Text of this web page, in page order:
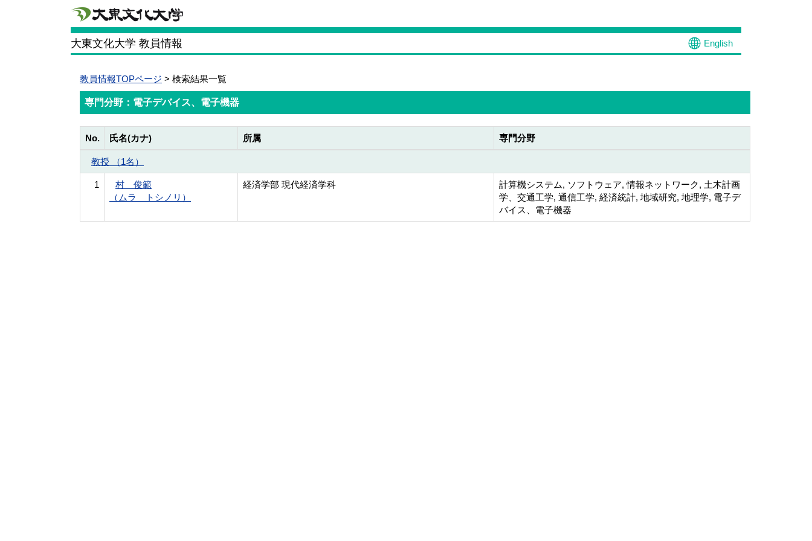
大東文化大学 教員情報 English
教員情報TOPページ > 検索結果一覧
専門分野：電子デバイス、電子機器
No. 氏名(カナ) 所属 専門分野
教授 （1名）
1
村 俊範
（ムラ トシノリ）
経済学部 現代経済学科
計算機システム, ソフトウェア, 情報ネットワーク, 土木計画
学、交通工学, 通信工学, 経済統計, 地域研究, 地理学, 電子デ
バイス、電子機器